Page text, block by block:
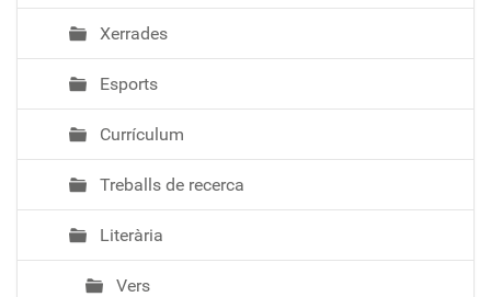
Xerrades
Esports
Currículum
Treballs de recerca
Literària
Vers